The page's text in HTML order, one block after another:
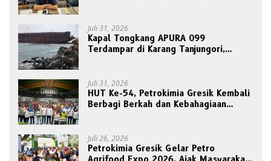
Juli 31, 2026
Kapal Tongkang APURA 099
Terdampar di Karang Tanjungori,
Juli 31, 2026
HUT Ke-54, Petrokimia Gresik Kembali
Berbagi Berkah dan Kebahagiaan
Juli 26, 2026
Petrokimia Gresik Gelar Petro